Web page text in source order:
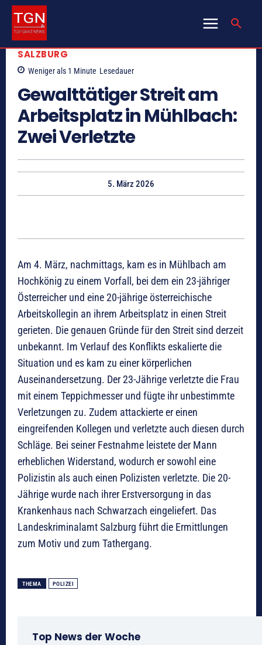
SALZBURG
Weniger als 1 Minute Lesedauer
Gewalttätiger Streit am
Arbeitsplatz in Mühlbach:
Zwei Verletzte
5. März 2026
Am 4. März, nachmittags, kam es in Mühlbach am
Hochkönig zu einem Vorfall, bei dem ein 23-jähriger
Österreicher und eine 20-jährige österreichische
Arbeitskollegin an ihrem Arbeitsplatz in einen Streit
gerieten. Die genauen Gründe für den Streit sind derzeit
unbekannt. Im Verlauf des Konflikts eskalierte die
Situation und es kam zu einer körperlichen
Auseinandersetzung. Der 23-Jährige verletzte die Frau
mit einem Teppichmesser und fügte ihr unbestimmte
Verletzungen zu. Zudem attackierte er einen
eingreifenden Kollegen und verletzte auch diesen durch
Schläge. Bei seiner Festnahme leistete der Mann
erheblichen Widerstand, wodurch er sowohl eine
Polizistin als auch einen Polizisten verletzte. Die 20-
Jährige wurde nach ihrer Erstversorgung in das
Krankenhaus nach Schwarzach eingeliefert. Das
Landeskriminalamt Salzburg führt die Ermittlungen
zum Motiv und zum Tathergang.
THEMA POLIZEI
Top News der Woche